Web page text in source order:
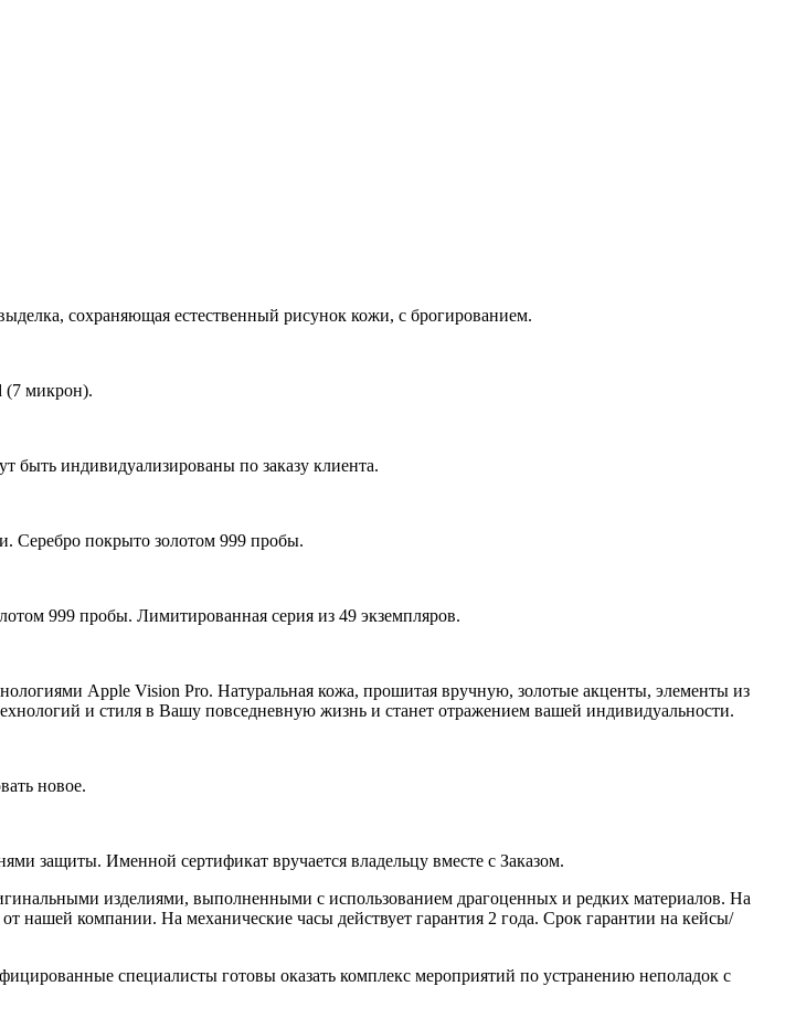
сохраняющая естественный рисунок кожи, с брогированием.
(7 микрон).
быть индивидуализированы по заказу клиента.
Серебро покрыто золотом 999 пробы.
999 пробы. Лимитированная серия из 49 экземпляров.
Apple Vision Pro. Натуральная кожа, прошитая вручную, золотые акценты, элементы из
и стиля в Вашу повседневную жизнь и станет отражением вашей индивидуальности.
новое.
защиты. Именной сертификат вручается владельцу вместе с Заказом.
изделиями, выполненными с использованием драгоценных и редких материалов. На
нашей компании. На механические часы действует гарантия 2 года. Срок гарантии на кейсы/
специалисты готовы оказать комплекс мероприятий по устранению неполадок с